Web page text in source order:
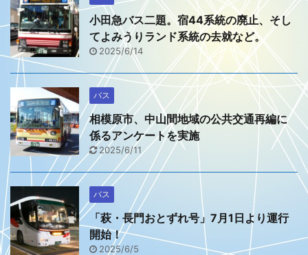
小田急バス二題。宿44系統の廃止、そし
てよみうりランド系統の去就など。
2025/6/14
バス
相模原市、中山間地域の公共交通再編に
係るアンケートを実施
2025/6/11
バス
「萩・長門おとずれ号」7月1日より運行
開始！
2025/6/5